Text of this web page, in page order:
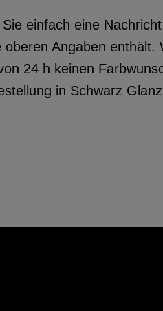
einfach eine
oberen Angaben enthält.
24 h keinen
in Schwarz